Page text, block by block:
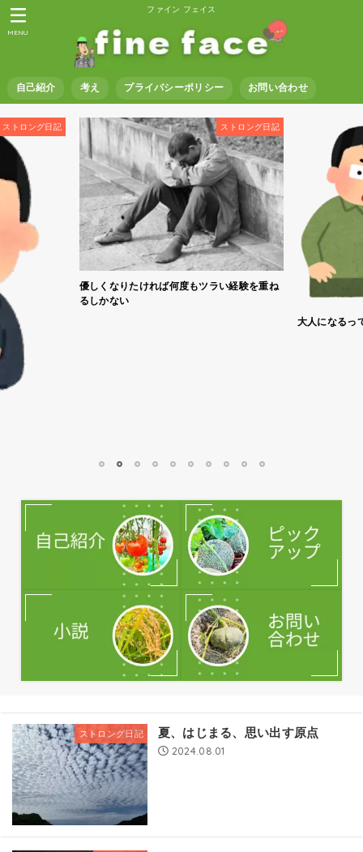
ファイン フェイス
自己紹介 考え プライバシーポリシー お問い合わせ
MENU
ストロング日記 ストロング日記
優しくなりたければ何度もツラい経験を重ね
るしかない
大人になるっ
ストロング日記
夏、はじまる、思い出す原点
2024.08.01